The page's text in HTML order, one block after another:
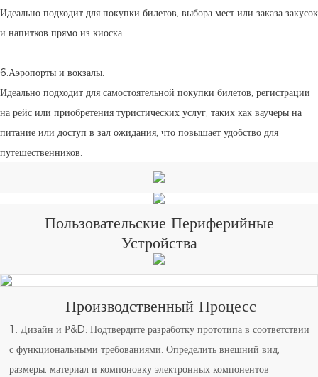
Идеально подходит для покупки билетов, выбора мест или заказа закусок
и напитков прямо из киоска.
6.Аэропорты и вокзалы.
Идеально подходит для самостоятельной покупки билетов, регистрации
на рейс или приобретения туристических услуг, таких как ваучеры на
питание или доступ в зал ожидания, что повышает удобство для
путешественников.
Пользовательские Периферийные
Устройства
Производственный Процесс
1. Дизайн и Р&D: Подтвердите разработку прототипа в соответствии
с функциональными требованиями. Определить внешний вид,
размеры, материал и компоновку электронных компонентов